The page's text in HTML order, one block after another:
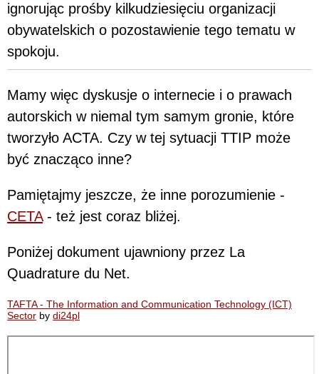
ignorując prośby kilkudziesięciu organizacji
obywatelskich o pozostawienie tego tematu w
spokoju.
Mamy więc dyskusje o internecie i o prawach
autorskich w niemal tym samym gronie, które
tworzyło ACTA. Czy w tej sytuacji TTIP może
być znacząco inne?
Pamiętajmy jeszcze, że inne porozumienie -
CETA- też jest coraz bliżej.
Poniżej dokument ujawniony przez La
Quadrature du Net.
TAFTA - The Information and Communication Technology (ICT)
Sector by di24pl